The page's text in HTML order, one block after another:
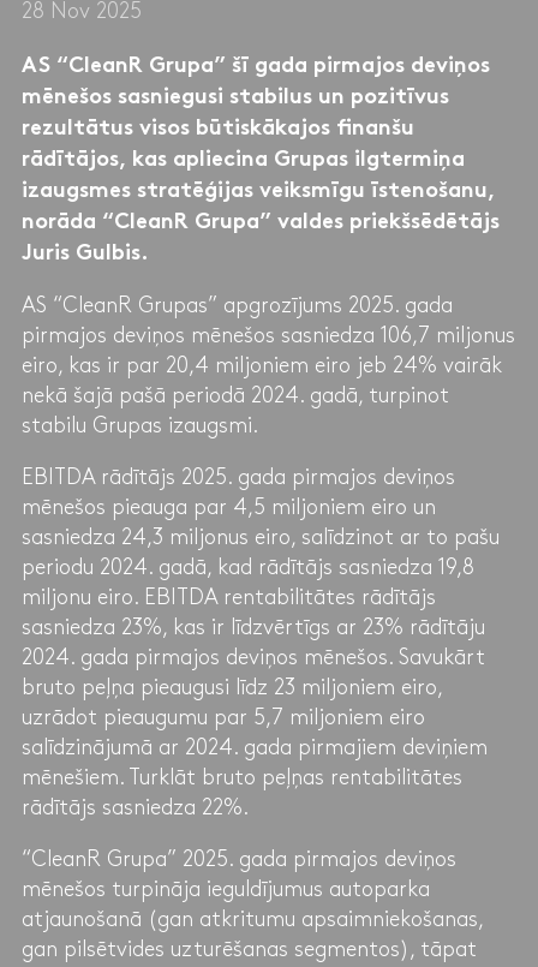
28 Nov 2025
AS “CleanR Grupa” šī gada pirmajos deviņos
mēnešos sasniegusi stabilus un pozitīvus
rezultātus visos būtiskākajos finanšu
rādītājos, kas apliecina Grupas ilgtermiņa
izaugsmes stratēģijas veiksmīgu īstenošanu,
norāda “CleanR Grupa” valdes priekšsēdētājs
Juris Gulbis.
AS “CleanR Grupas” apgrozījums 2025. gada
pirmajos deviņos mēnešos sasniedza 106,7 miljonus
eiro, kas ir par 20,4 miljoniem eiro jeb 24% vairāk
nekā šajā pašā periodā 2024. gadā, turpinot
stabilu Grupas izaugsmi.
EBITDA rādītājs 2025. gada pirmajos deviņos
mēnešos pieauga par 4,5 miljoniem eiro un
sasniedza 24,3 miljonus eiro, salīdzinot ar to pašu
periodu 2024. gadā, kad rādītājs sasniedza 19,8
miljonu eiro. EBITDA rentabilitātes rādītājs
sasniedza 23%, kas ir līdzvērtīgs ar 23% rādītāju
2024. gada pirmajos deviņos mēnešos. Savukārt
bruto peļņa pieaugusi līdz 23 miljoniem eiro,
uzrādot pieaugumu par 5,7 miljoniem eiro
salīdzinājumā ar 2024. gada pirmajiem deviņiem
mēnešiem. Turklāt bruto peļņas rentabilitātes
rādītājs sasniedza 22%.
“CleanR Grupa” 2025. gada pirmajos deviņos
mēnešos turpināja ieguldījumus autoparka
atjaunošanā (gan atkritumu apsaimniekošanas,
gan pilsētvides uzturēšanas segmentos), tāpat